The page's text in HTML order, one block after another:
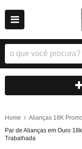
Home Alianças 18K
Par de Alianças em Ouro
Trabalhada